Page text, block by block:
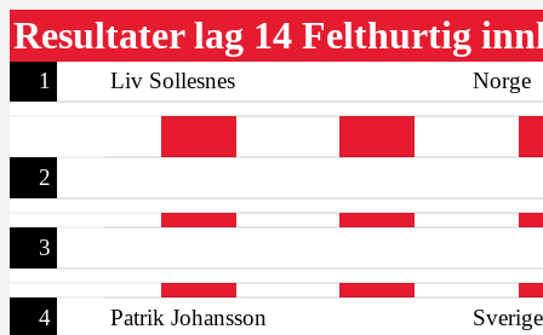
Resultater lag 14 Felthurtig
1 Liv Sollesnes Norge
2
3
4 Patrik Johansson Sverige